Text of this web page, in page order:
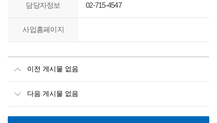
담당자정보 02-715-4547
사업홈페이지
이전 게시물 없음
다음 게시물 없음